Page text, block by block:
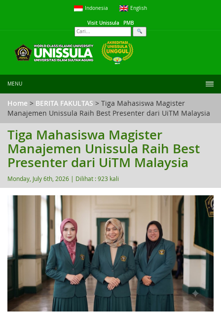
Indonesia English
Visit Unissula PMB
MENU
Home > BERITA FAKULTAS > Tiga Mahasiswa Magister
Manajemen Unissula Raih Best Presenter dari UiTM Malaysia
Tiga Mahasiswa Magister
Manajemen Unissula Raih Best
Presenter dari UiTM Malaysia
Monday, July 6th, 2026 | Dilihat : 923 kali